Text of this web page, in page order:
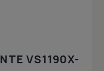
VS1190X-